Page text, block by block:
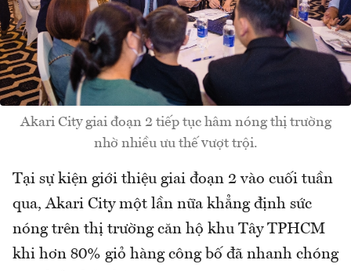
Akari City giai đoạn 2 tiếp tục hâm nóng thị trường
nhờ nhiều ưu thế vượt trội.
Tại sự kiện giới thiệu giai đoạn 2 vào cuối tuần
qua, Akari City một lần nữa khẳng định sức
nóng trên thị trường căn hộ khu Tây TPHCM
khi hơn 80% giỏ hàng công bố đã nhanh chóng